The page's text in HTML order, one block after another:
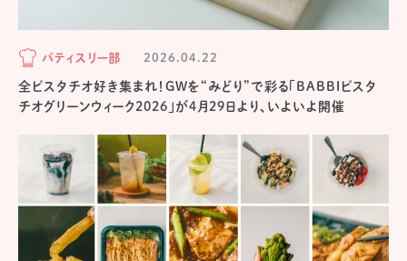
パティスリー部 2026.04.22
全ピスタチオ好き集まれ！GWを“みどり”で彩る「BABBIピスタ
チオグリーンウィーク2026」が4月29日より、いよいよ開催